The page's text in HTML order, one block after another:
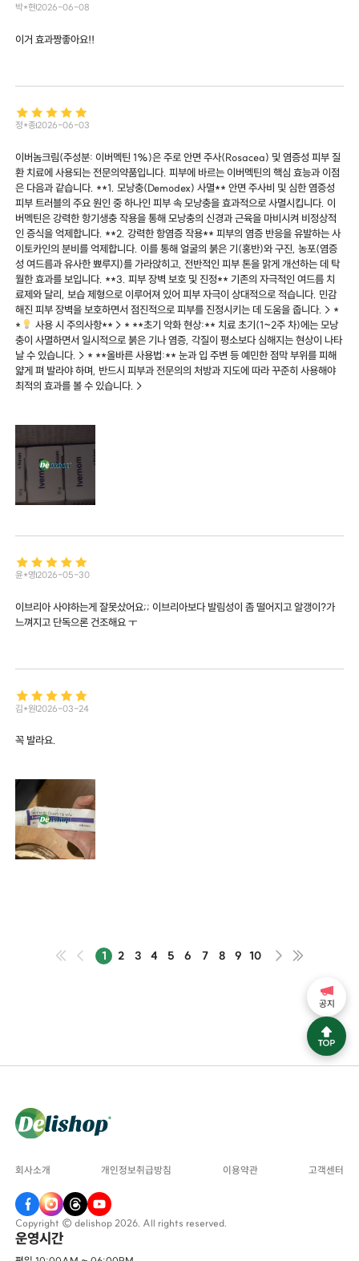
박*현2026-06-08
이거 효과짱좋아요!!
정*종2026-06-03
이버놈크림(주성분: 이버멕틴 1%)은 주로 안면 주사(Rosacea) 및 염증성 피부 질
환 치료에 사용되는 전문의약품입니다. 피부에 바르는 이버멕틴의 핵심 효능과 이점
은 다음과 같습니다. **1. 모낭충(Demodex) 사멸** 안면 주사비 및 심한 염증성
피부 트러블의 주요 원인 중 하나인 피부 속 모낭충을 효과적으로 사멸시킵니다. 이
버멕틴은 강력한 항기생충 작용을 통해 모낭충의 신경과 근육을 마비시켜 비정상적
인 증식을 억제합니다. **2. 강력한 항염증 작용** 피부의 염증 반응을 유발하는 사
이토카인의 분비를 억제합니다. 이를 통해 얼굴의 붉은 기(홍반)와 구진, 농포(염증
성 여드름과 유사한 뾰루지)를 가라앉히고, 전반적인 피부 톤을 맑게 개선하는 데 탁
월한 효과를 보입니다. **3. 피부 장벽 보호 및 진정** 기존의 자극적인 여드름 치
료제와 달리, 보습 제형으로 이루어져 있어 피부 자극이 상대적으로 적습니다. 민감
해진 피부 장벽을 보호하면서 점진적으로 피부를 진정시키는 데 도움을 줍니다. > *
*
사용 시 주의사항** > * **초기 악화 현상:** 치료 초기(1~2주 차)에는 모낭
충이 사멸하면서 일시적으로 붉은 기나 염증, 각질이 평소보다 심해지는 현상이 나타
날 수 있습니다. > * **올바른 사용법:** 눈과 입 주변 등 예민한 점막 부위를 피해
얇게 펴 발라야 하며, 반드시 피부과 전문의의 처방과 지도에 따라 꾸준히 사용해야
최적의 효과를 볼 수 있습니다. >
윤*영2026-05-30
이브리아 사야하는게 잘못샀어요;; 이브리아보다 발림성이 좀 떨어지고 알갱이?가
느껴지고 단독으론 건조해요 ㅜ
김*원2026-03-24
꼭 발라요.
1 2 3 4 5 6 7 8 9 10
회사소개 개인정보취급방침 이용약관 고객센터
Copyright © delishop 2026. All rights reserved.
운영시간
공지